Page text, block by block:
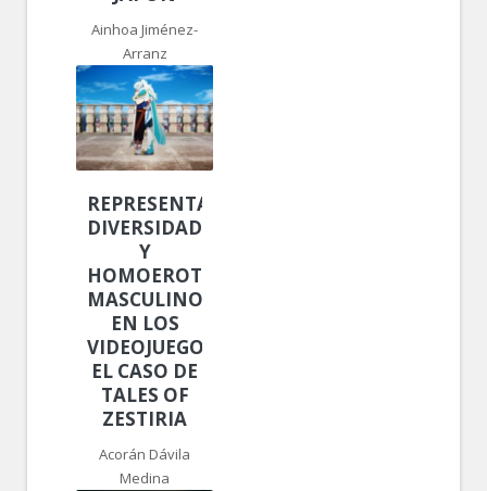
Ainhoa Jiménez-
Arranz
REPRESENTACIÓN,
DIVERSIDAD
Y
HOMOEROTISMO
MASCULINO
EN LOS
VIDEOJUEGOS:
EL CASO DE
TALES OF
ZESTIRIA
Acorán Dávila
Medina